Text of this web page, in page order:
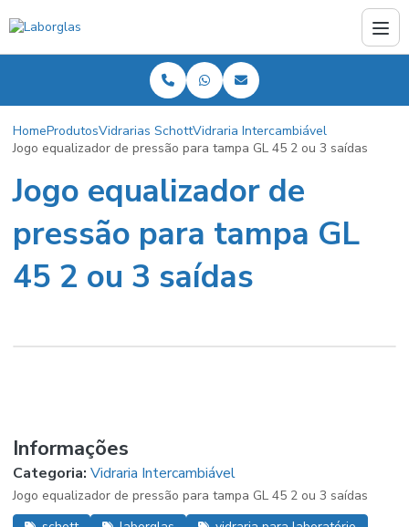
HomeProdutosVidrarias SchottVidraria Intercambiável
Jogo equalizador de pressão para tampa GL 45 2 ou 3 saídas
Jogo equalizador de
pressão para tampa GL
45 2 ou 3 saídas
Informações
Categoria: Vidraria Intercambiável
Jogo equalizador de pressão para tampa GL 45 2 ou 3 saídas